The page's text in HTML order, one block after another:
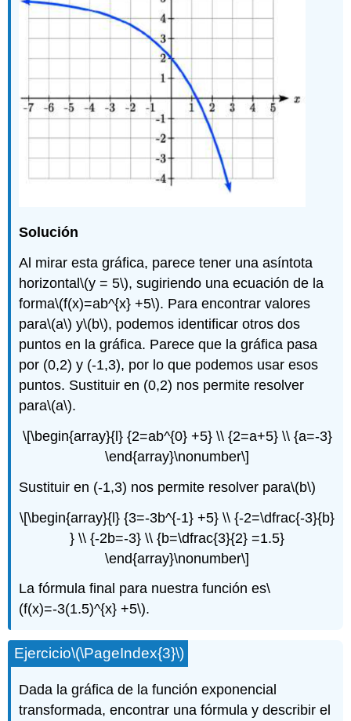
Solución
Al mirar esta gráfica, parece tener una asíntota
horizontal\(y = 5\), sugiriendo una ecuación de la
forma\(f(x)=ab^{x} +5\). Para encontrar valores
para\(a\) y\(b\), podemos identificar otros dos
puntos en la gráfica. Parece que la gráfica pasa
por (0,2) y (-1,3), por lo que podemos usar esos
puntos. Sustituir en (0,2) nos permite resolver
para\(a\).
\[\begin{array}{l} {2=ab^{0} +5} \\ {2=a+5} \\ {a=-3}
\end{array}\nonumber\]
Sustituir en (-1,3) nos permite resolver para\(b\)
\[\begin{array}{l} {3=-3b^{-1} +5} \\ {-2=\dfrac{-3}{b}
} \\ {-2b=-3} \\ {b=\dfrac{3}{2} =1.5}
\end{array}\nonumber\]
La fórmula final para nuestra función es\
(f(x)=-3(1.5)^{x} +5\).
Ejercicio\(\PageIndex{3}\)
Dada la gráfica de la función exponencial
transformada, encontrar una fórmula y describir el